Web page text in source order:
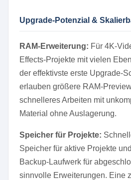
Upgrade-Potenzial &
RAM-Erweiterung: Für 4K-
Effects-Projekte mit vielen
der effektivste erste Upgrade-
erlauben größere RAM-
schnelleres Arbeiten mit
Material ohne Auslagerung.
Speicher für Projekte:
Speicher für aktive Projekte
Backup-Laufwerk für
sinnvolle Erweiterungen. Eine